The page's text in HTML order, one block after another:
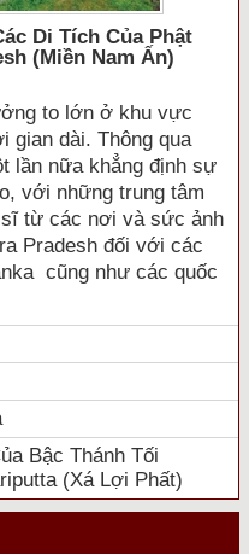
Di Tích Của Phật
(miền Nam Ấn)
to lớn ở khu vực
gian dài. Thông qua
lần nữa khẳng định sự
với những trung tâm
từ các nơi và sức ảnh
Pradesh đối với các
cũng như các quốc
Bậc Thánh Tối
(Xá Lợi Phất)